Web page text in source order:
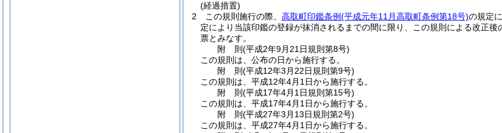
(経過措置)
2
この規則施行の際、 高取町印鑑条例(平成元年11月高取町条例第18号)の規定
定により当該印鑑の登録が抹消されるまでの間に限り、この規則による改正後
票とみなす。
附 則(平成2年9月21日規則第8号)
この規則は、公布の日から施行する。
附 則(平成12年3月22日規則第9号)
この規則は、平成12年4月1日から施行する。
附 則(平成17年4月1日規則第15号)
この規則は、平成17年4月1日から施行する。
附 則(平成27年3月13日規則第2号)
この規則は、平成27年4月1日から施行する。